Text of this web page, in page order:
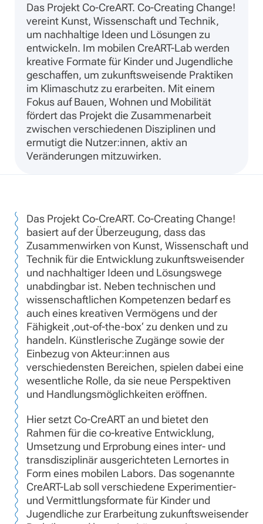
Das Projekt Co-CreART. Co-Creating Change!
vereint Kunst, Wissenschaft und Technik,
um nachhaltige Ideen und Lösungen zu
entwickeln. Im mobilen CreART-Lab werden
kreative Formate für Kinder und Jugendliche
geschaffen, um zukunftsweisende Praktiken
im Klimaschutz zu erarbeiten. Mit einem
Fokus auf Bauen, Wohnen und Mobilität
fördert das Projekt die Zusammenarbeit
zwischen verschiedenen Disziplinen und
ermutigt die Nutzer:innen, aktiv an
Veränderungen mitzuwirken.
Das Projekt Co-CreART. Co-Creating Change!
basiert auf der Überzeugung, dass das
Zusammenwirken von Kunst, Wissenschaft und
Technik für die Entwicklung zukunftsweisender
und nachhaltiger Ideen und Lösungswege
unabdingbar ist. Neben technischen und
wissenschaftlichen Kompetenzen bedarf es
auch eines kreativen Vermögens und der
Fähigkeit ‚out-of-the-box‘ zu denken und zu
handeln. Künstlerische Zugänge sowie der
Einbezug von Akteur:innen aus
verschiedensten Bereichen, spielen dabei eine
wesentliche Rolle, da sie neue Perspektiven
und Handlungsmöglichkeiten eröffnen.
Hier setzt Co-CreART an und bietet den
Rahmen für die co-kreative Entwicklung,
Umsetzung und Erprobung eines inter- und
transdisziplinär ausgerichteten Lernortes in
Form eines mobilen Labors. Das sogenannte
CreART-Lab soll verschiedene Experimentier-
und Vermittlungsformate für Kinder und
Jugendliche zur Erarbeitung zukunftsweisender